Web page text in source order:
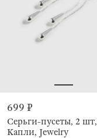
699 ₽
Серьги-пусеты, 2 шт,
Капли, Jewelry